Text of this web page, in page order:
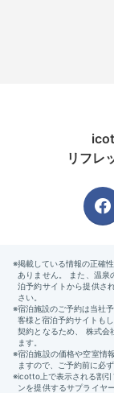
リフレ